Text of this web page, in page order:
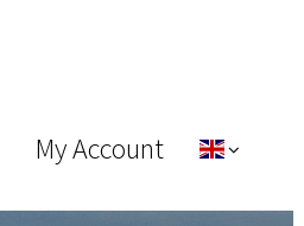
My Account